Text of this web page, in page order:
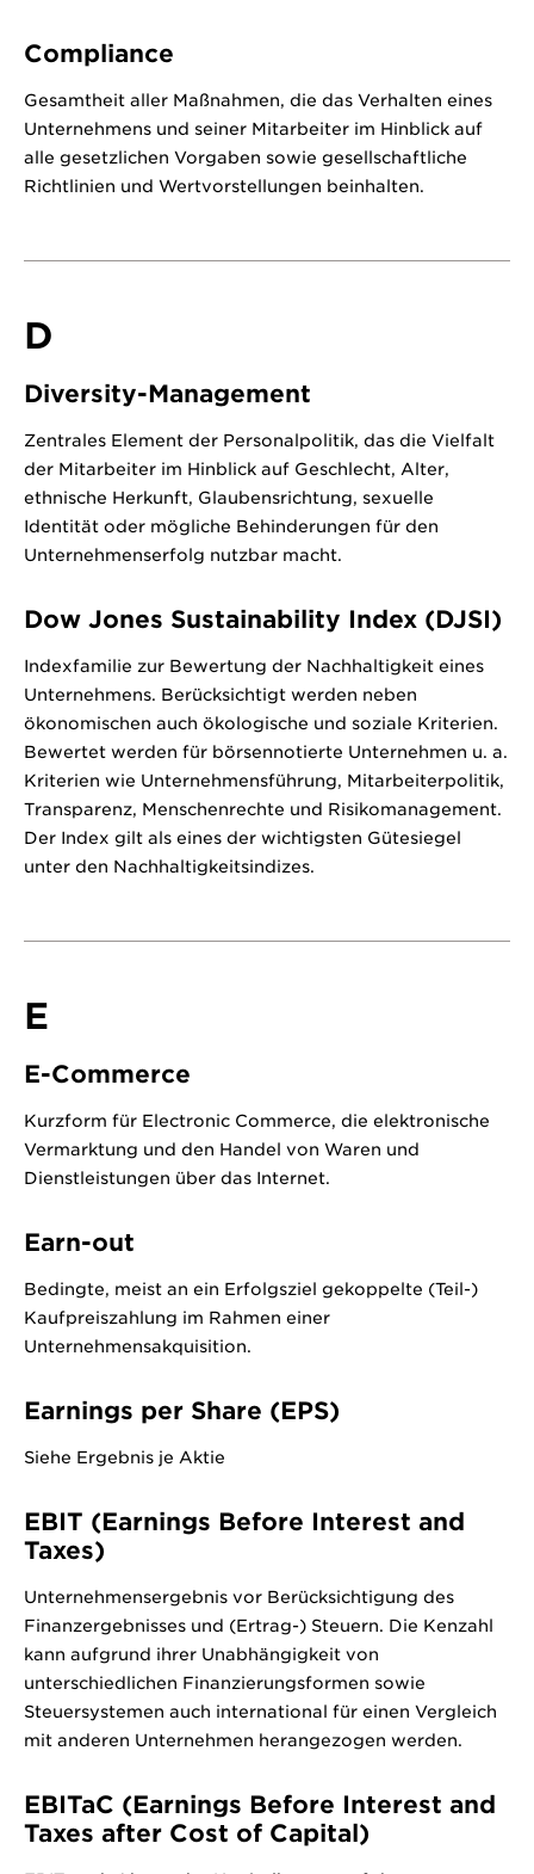
Compliance
Gesamtheit aller Maßnahmen, die das Verhalten eines
Unternehmens und seiner Mitarbeiter im Hinblick auf
alle gesetzlichen Vorgaben sowie gesellschaftliche
Richtlinien und Wertvorstellungen beinhalten.
D
Diversity-Management
Zentrales Element der Personalpolitik, das die Vielfalt
der Mitarbeiter im Hinblick auf Geschlecht, Alter,
ethnische Herkunft, Glaubensrichtung, sexuelle
Identität oder mögliche Behinderungen für den
Unternehmenserfolg nutzbar macht.
Dow Jones Sustainability Index (DJSI)
Indexfamilie zur Bewertung der Nachhaltigkeit eines
Unternehmens. Berücksichtigt werden neben
ökonomischen auch ökologische und soziale Kriterien.
Bewertet werden für börsennotierte Unternehmen u. a.
Kriterien wie Unternehmensführung, Mitarbeiterpolitik,
Transparenz, Menschenrechte und Risikomanagement.
Der Index gilt als eines der wichtigsten Gütesiegel
unter den Nachhaltigkeitsindizes.
E
E-Commerce
Kurzform für Electronic Commerce, die elektronische
Vermarktung und den Handel von Waren und
Dienstleistungen über das Internet.
Earn-out
Bedingte, meist an ein Erfolgsziel gekoppelte (Teil-)
Kaufpreiszahlung im Rahmen einer
Unternehmensakquisition.
Earnings per Share (EPS)
Siehe Ergebnis je Aktie
EBIT (Earnings Before Interest and
Taxes)
Unternehmensergebnis vor Berücksichtigung des
Finanzergebnisses und (Ertrag-) Steuern. Die Kenzahl
kann aufgrund ihrer Unabhängigkeit von
unterschiedlichen Finanzierungsformen sowie
Steuersystemen auch international für einen Vergleich
mit anderen Unternehmen herangezogen werden.
EBITaC (Earnings Before Interest and
Taxes after Cost of Capital)